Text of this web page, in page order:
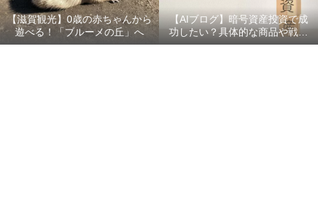
【滋賀観光】0歳の赤ちゃんから
遊べる！「ブルーメの丘」へ
【AIブログ】暗号資産投資で成
功したい？具体的な商品や戦略
を分かりやすく解説！